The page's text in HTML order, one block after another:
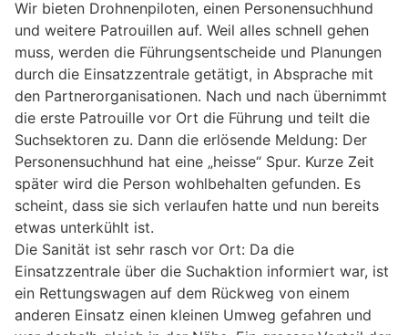
Wir bieten Drohnenpiloten, einen Personensuchhund
und weitere Patrouillen auf. Weil alles schnell gehen
muss, werden die Führungsentscheide und Planungen
durch die Einsatzzentrale getätigt, in Absprache mit
den Partnerorganisationen. Nach und nach übernimmt
die erste Patrouille vor Ort die Führung und teilt die
Suchsektoren zu. Dann die erlösende Meldung: Der
Personensuchhund hat eine „heisse“ Spur. Kurze Zeit
später wird die Person wohlbehalten gefunden. Es
scheint, dass sie sich verlaufen hatte und nun bereits
etwas unterkühlt ist.
Die Sanität ist sehr rasch vor Ort: Da die
Einsatzzentrale über die Suchaktion informiert war, ist
ein Rettungswagen auf dem Rückweg von einem
anderen Einsatz einen kleinen Umweg gefahren und